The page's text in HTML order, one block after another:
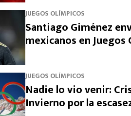
JUEGOS OLÍMPICOS
Santiago Giménez
mexicanos en
JUEGOS OLÍMPICOS
Nadie lo vio venir:
Invierno por la